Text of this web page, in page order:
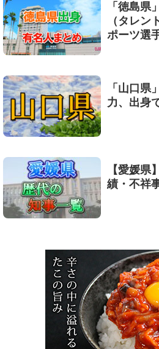
「徳島県
（タレン
ポーツ選
「山口県
力、出身
【愛媛県
績・不祥